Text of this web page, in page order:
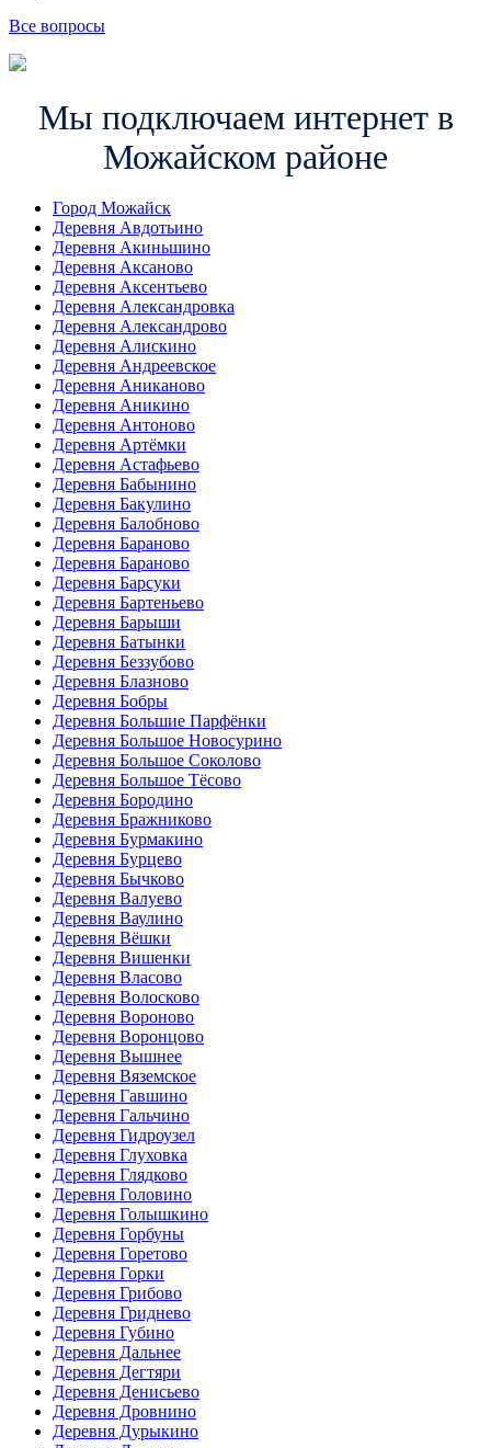
Все вопросы
Мы подключаем интернет в
Можайском районе
Город Можайск
Деревня Авдотьино
Деревня Акиньшино
Деревня Аксаново
Деревня Аксентьево
Деревня Александровка
Деревня Александрово
Деревня Алискино
Деревня Андреевское
Деревня Аниканово
Деревня Аникино
Деревня Антоново
Деревня Артёмки
Деревня Астафьево
Деревня Бабынино
Деревня Бакулино
Деревня Балобново
Деревня Бараново
Деревня Бараново
Деревня Барсуки
Деревня Бартеньево
Деревня Барыши
Деревня Батынки
Деревня Беззубово
Деревня Блазново
Деревня Бобры
Деревня Большие Парфёнки
Деревня Большое Новосурино
Деревня Большое Соколово
Деревня Большое Тёсово
Деревня Бородино
Деревня Бражниково
Деревня Бурмакино
Деревня Бурцево
Деревня Бычково
Деревня Валуево
Деревня Ваулино
Деревня Вёшки
Деревня Вишенки
Деревня Власово
Деревня Волосково
Деревня Вороново
Деревня Воронцово
Деревня Вышнее
Деревня Вяземское
Деревня Гавшино
Деревня Гальчино
Деревня Гидроузел
Деревня Глуховка
Деревня Глядково
Деревня Головино
Деревня Голышкино
Деревня Горбуны
Деревня Горетово
Деревня Горки
Деревня Грибово
Деревня Гриднево
Деревня Губино
Деревня Дальнее
Деревня Дегтяри
Деревня Денисьево
Деревня Дровнино
Деревня Дурыкино